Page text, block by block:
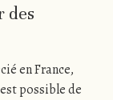
des
en France,
possible de